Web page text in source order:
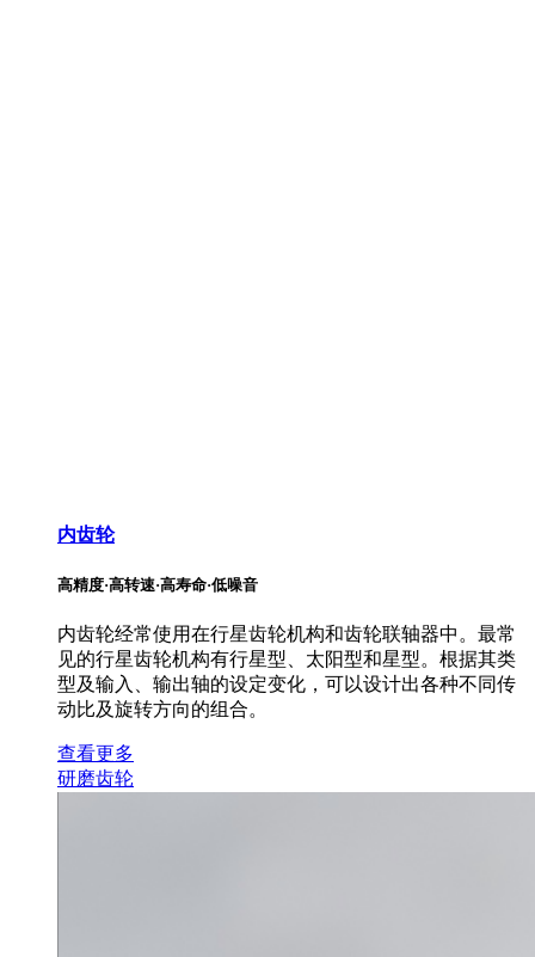
内齿轮
高精度·高转速·高寿命·低噪音
内齿轮经常使用在行星齿轮机构和齿轮联轴器中。最常
见的行星齿轮机构有行星型、太阳型和星型。根据其类
型及输入、输出轴的设定变化，可以设计出各种不同传
动比及旋转方向的组合。
查看更多
研磨齿轮